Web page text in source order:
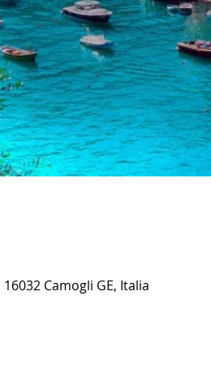
Camogli GE, Italia